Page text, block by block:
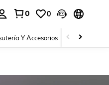
0 0
Y Accesorios Zapatos